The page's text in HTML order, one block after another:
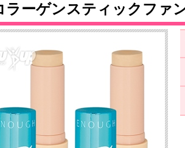
ラーゲンスティックファ